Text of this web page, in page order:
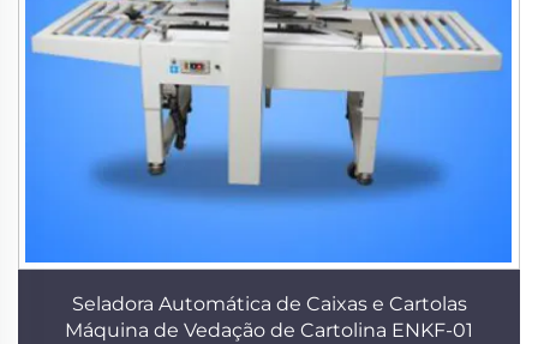
Seladora Automática de Caixas e Cartolas
Máquina de Vedação de Cartolina ENKF-01